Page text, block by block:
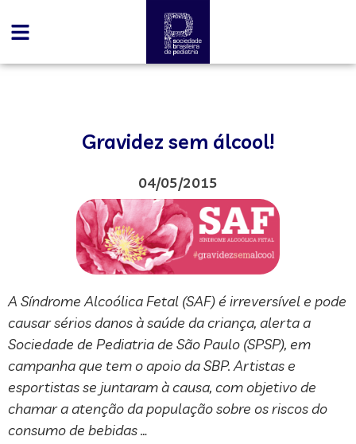
Gravidez sem álcool!
04/05/2015
A Síndrome Alcoólica Fetal (SAF) é irreversível e pode
causar sérios danos à saúde da criança, alerta a
Sociedade de Pediatria de São Paulo (SPSP), em
campanha que tem o apoio da SBP. Artistas e
esportistas se juntaram à causa, com objetivo de
chamar a atenção da população sobre os riscos do
consumo de bebidas …